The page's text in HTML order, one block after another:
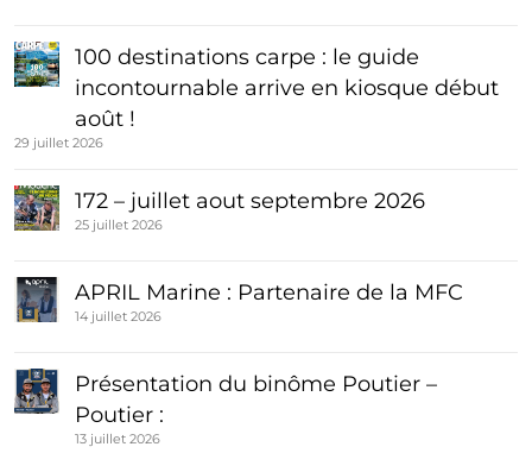
100 destinations carpe : le guide
incontournable arrive en kiosque début
août !
29 juillet 2026
172 – juillet aout septembre 2026
25 juillet 2026
APRIL Marine : Partenaire de la MFC
14 juillet 2026
Présentation du binôme Poutier –
Poutier :
13 juillet 2026